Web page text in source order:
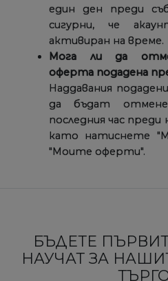
един ден преди
сигурни, че
активиран на време.
Мога ли да
оферта подадена
Наддавания
да бъдат
последния час преди
като натиснете
"Mоите оферти".
БЪДЕТЕ
НАУЧАТ ЗА